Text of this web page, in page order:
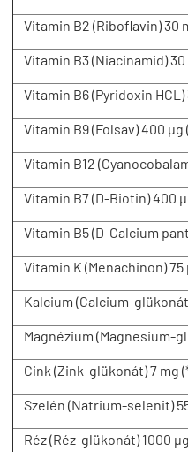
Vitamin B2 (Riboflavin) 30
Vitamin B3 (Niacinamid) 30
Vitamin B6 (Pyridoxin HCL)
Vitamin B9 (Folsav) 400 µg
Vitamin B12
Vitamin B7 (D-Biotin) 400
Vitamin B5 (D-Calcium
Vitamin K (Menachinon) 75
Kalcium (Calcium-
Magnézium (Magnesium-
Cink (Zink-glükonát) 7 mg
Szelén (Natrium-selenit)
Réz (Réz-glükonát) 1000